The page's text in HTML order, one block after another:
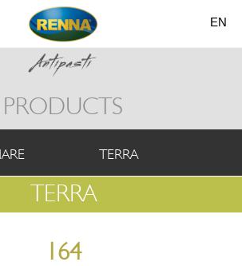
EN
PRODUCTS
TERRA
TERRA
164